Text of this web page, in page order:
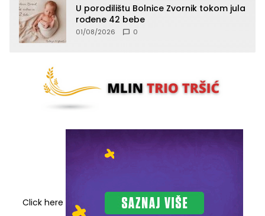
U porodilištu Bolnice Zvornik tokom jula
rođene 42 bebe
01/08/2026 0
Click here